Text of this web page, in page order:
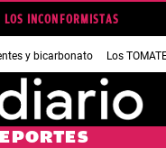
INCONFORMISTAS
y bicarbonato Los